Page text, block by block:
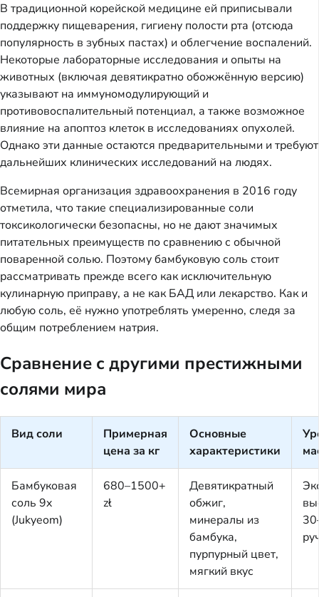
В традиционной корейской медицине ей приписывали
поддержку пищеварения, гигиену полости рта (отсюда
популярность в зубных пастах) и облегчение воспалений.
Некоторые лабораторные исследования и опыты на
животных (включая девятикратно обожжённую версию)
указывают на иммуномодулирующий и
противовоспалительный потенциал, а также возможное
влияние на апоптоз клеток в исследованиях опухолей.
Однако эти данные остаются предварительными и требуют
дальнейших клинических исследований на людях.
Всемирная организация здравоохранения в 2016 году
отметила, что такие специализированные соли
токсикологически безопасны, но не дают значимых
питательных преимуществ по сравнению с обычной
поваренной солью. Поэтому бамбуковую соль стоит
рассматривать прежде всего как исключительную
кулинарную приправу, а не как БАД или лекарство. Как и
любую соль, её нужно употреблять умеренно, следя за
общим потреблением натрия.
Сравнение с другими престижными
солями мира
Вид соли
Примерная
цена за кг
Основные
характеристики
Бамбуковая
соль 9x
(Jukyeom)
680–1500+
zł
Девятикратный
обжиг,
минералы из
бамбука,
пурпурный цвет,
мягкий вкус